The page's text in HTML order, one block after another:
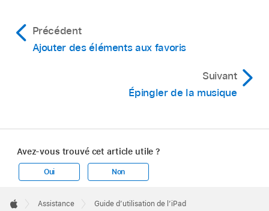
Précédent
Ajouter des éléments aux favoris
Suivant
Épingler de la musique
Avez-vous trouvé cet article utile ?
Oui Non
Footer

Assistance Guide d’utilisation de l’iPad